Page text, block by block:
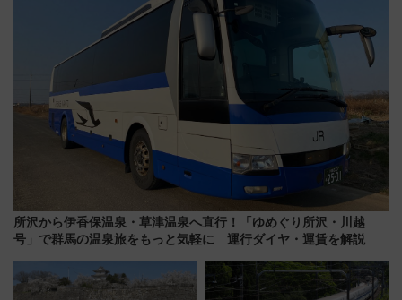
所沢から伊香保温泉・草津温泉へ直行！「ゆめぐり所沢・川越
号」で群馬の温泉旅をもっと気軽に 運行ダイヤ・運賃を解説